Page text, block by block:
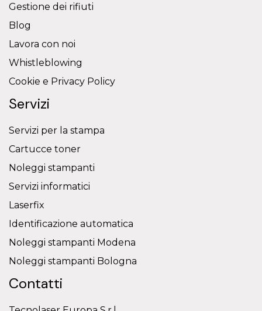
Gestione dei rifiuti
Blog
Lavora con noi
Whistleblowing
Cookie e Privacy Policy
Servizi
Servizi per la stampa
Cartucce toner
Noleggi stampanti
Servizi informatici
Laserfix
Identificazione automatica
Noleggi stampanti Modena
Noleggi stampanti Bologna
Contatti